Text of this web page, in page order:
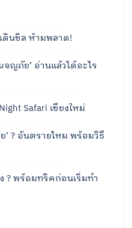
ดินชิล ห้ามพลาด!
ญภัย’ อ่านแล้วได้อะไร
Safari เชียงใหม่
’ ? อันตรายไหม พร้อมวิธี
? พร้อมทริคก่อนเริ่มทำ